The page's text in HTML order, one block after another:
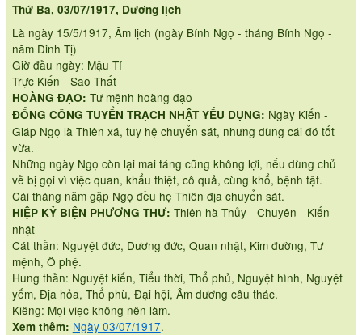
Thứ Ba, 03/07/1917, Dương lịch
Là ngày 15/5/1917, Âm lịch (ngày Bính Ngọ - tháng Bính Ngọ -
năm Đinh Tị)
Giờ đầu ngày: Mậu Tí
Trực Kiến - Sao Thất
HOÀNG ĐẠO: Tư mệnh hoàng đạo
ĐỔNG CÔNG TUYỂN TRẠCH NHẬT YẾU DỤNG: Ngày Kiến -
Giáp Ngọ là Thiên xá, tuy hệ chuyển sát, nhưng dùng cái đó tốt
vừa.
Những ngày Ngọ còn lại mai táng cũng không lợi, nếu dùng chủ
về bị gọi vì việc quan, khẩu thiệt, cô quả, cùng khổ, bệnh tật.
Cái tháng năm gặp Ngọ đều hệ Thiên địa chuyển sát.
HIỆP KỶ BIỆN PHƯƠNG THƯ: Thiên hà Thủy - Chuyên - Kiến
nhật
Cát thần: Nguyệt đức, Dương đức, Quan nhật, Kim đường, Tư
mệnh, Ô phệ.
Hung thần: Nguyệt kiến, Tiểu thời, Thổ phủ, Nguyệt hình, Nguyệt
yếm, Địa hỏa, Thổ phù, Đại hội, Âm dương câu thác.
Kiêng: Mọi việc không nên làm.
Xem thêm: Ngày 03/07/1917.